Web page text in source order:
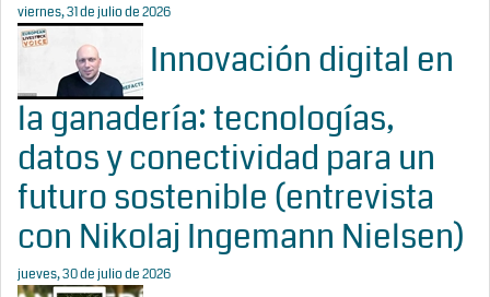
viernes, 31 de julio de 2026
Innovación digital en
la ganadería: tecnologías,
datos y conectividad para un
futuro sostenible (entrevista
con Nikolaj Ingemann Nielsen)
jueves, 30 de julio de 2026